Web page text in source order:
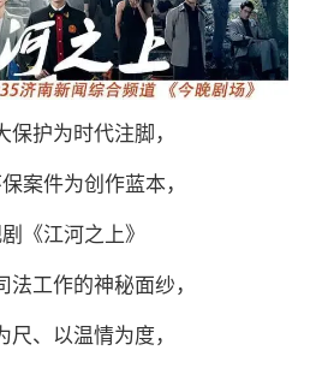
保护为时代注脚，
案件为创作蓝本，
《江河之上》
法工作的神秘面纱，
尺、以温情为度，